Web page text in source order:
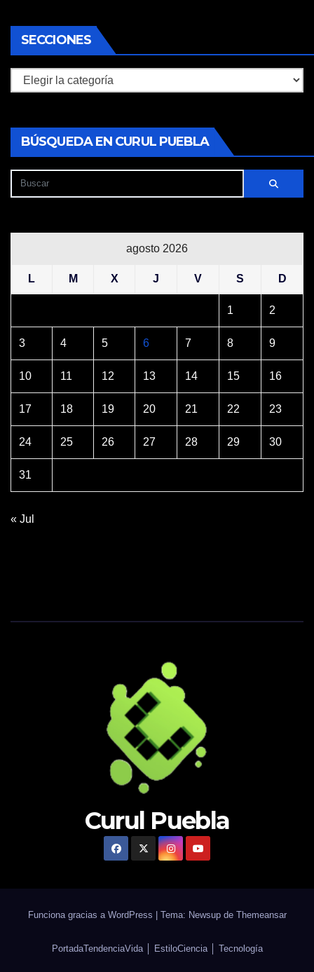
SECCIONES
Secciones
BÚSQUEDA EN CURUL PUEBLA
agosto 2026
L M X J V S D
1 2
3 4 5 6 7 8 9
10 11 12 13 14 15 16
17 18 19 20 21 22 23
24 25 26 27 28 29 30
31
« Jul
Curul Puebla
Funciona gracias a WordPress | Tema: Newsup de Themeansar
PortadaTendenciaVida │ EstiloCiencia │ Tecnología